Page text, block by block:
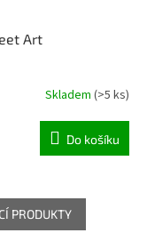
Art
Skladem (>5 ks)
Do košíku
PRODUKTY